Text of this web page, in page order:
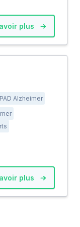
plus
Alzheimer
plus